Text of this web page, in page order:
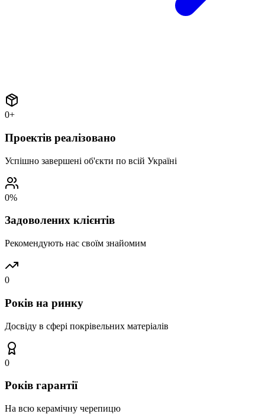
0+
Проектів реалізовано
Успішно завершені об'єкти по всій Україні
0%
Задоволених клієнтів
Рекомендують нас своїм знайомим
0
Років на ринку
Досвіду в сфері покрівельних матеріалів
0
Років гарантії
На всю керамічну черепицю